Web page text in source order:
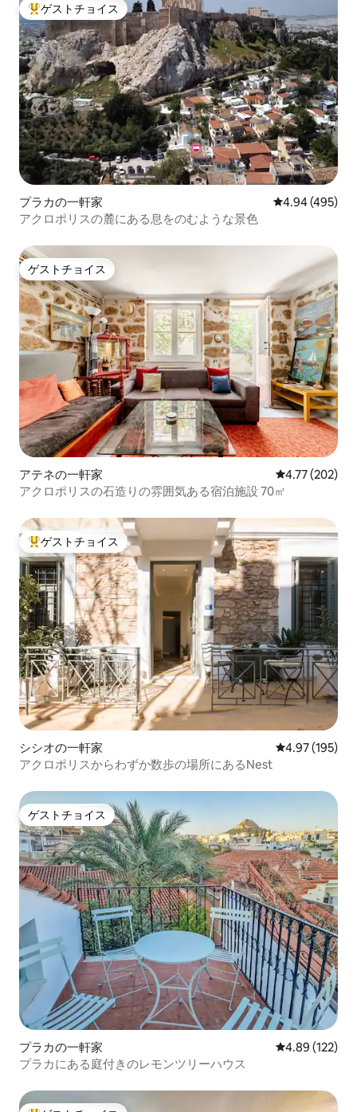
大好評のゲストチョイスです。
ゲストチョイス
プラカの一軒家 レビュー495
4.94 (495)
アクロポリスの麓にある息をのむような景色
ゲストチョイス
ゲストチョイス
アテネの一軒家 レビュー202
4.77 (202)
アクロポリスの石造りの雰囲気ある宿泊施設 70㎡
大好評のゲストチョイスです。
ゲストチョイス
シシオの一軒家 レビュー195
4.97 (195)
アクロポリスからわずか数歩の場所にあるNest
ゲストチョイス
ゲストチョイス
プラカの一軒家 レビュー122
4.89 (122)
プラカにある庭付きのレモンツリーハウス